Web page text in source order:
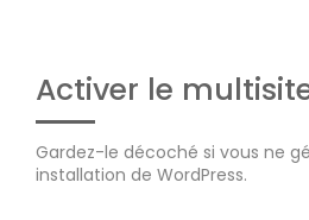
Activer le
Gardez-le décoché si vous ne
installation de WordPress.